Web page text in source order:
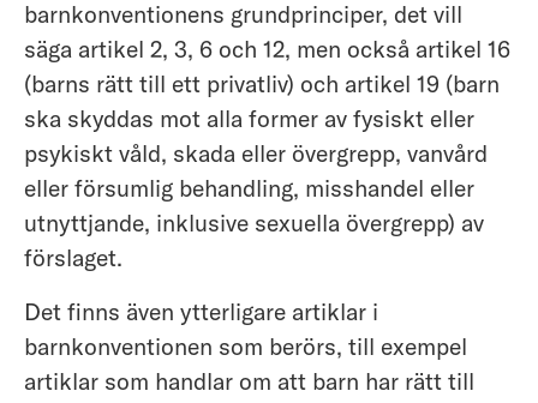
barnkonventionens grundprinciper, det vill
säga artikel 2, 3, 6 och 12, men också artikel 16
(barns rätt till ett privatliv) och artikel 19 (barn
ska skyddas mot alla former av fysiskt eller
psykiskt våld, skada eller övergrepp, vanvård
eller försumlig behandling, misshandel eller
utnyttjande, inklusive sexuella övergrepp) av
förslaget.
Det finns även ytterligare artiklar i
barnkonventionen som berörs, till exempel
artiklar som handlar om att barn har rätt till